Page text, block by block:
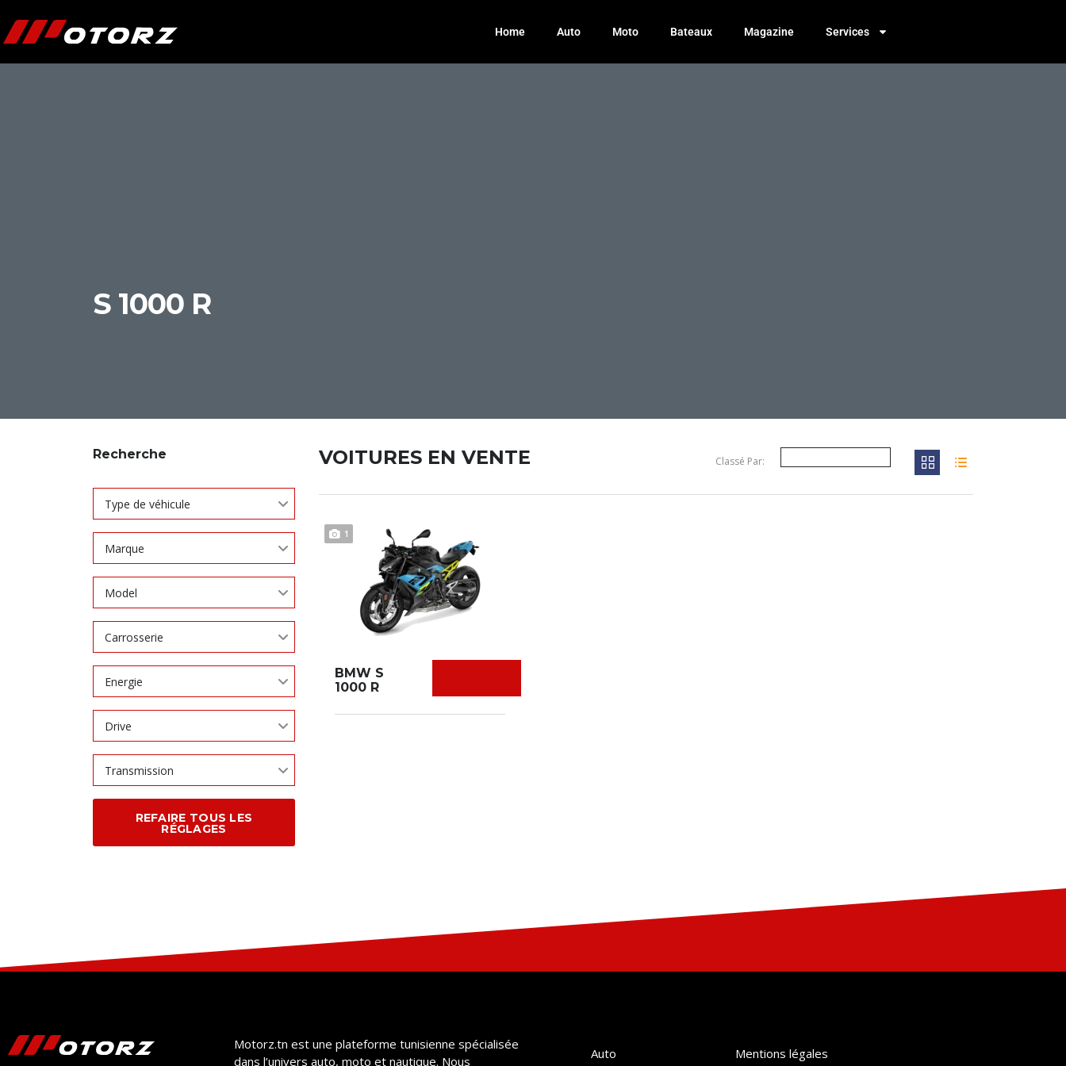
Home Auto Moto Bateaux Magazine Services
S 1000 R
Recherche
Type de véhicule
Marque
Model
Carrosserie
Energie
Drive
Transmission
REFAIRE TOUS LES
RÉGLAGES
VOITURES EN VENTE Classé Par:
1
BMW S
1000 R
Motorz.tn est une plateforme tunisienne spécialisée
dans l’univers auto, moto et nautique. Nous
Auto Mentions légales